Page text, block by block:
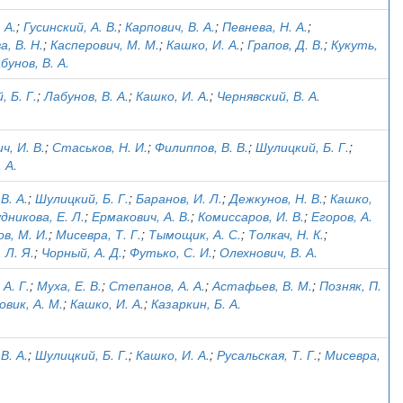
А.; Гусинский, А. В.; Карпович, В. А.; Певнева, Н. А.;
В. Н.; Касперович, М. М.; Кашко, И. А.; Грапов, Д. В.; Кукуть,
В. А.
Б. Г.;Лабунов, В. А.; Кашко, И. А.; Чернявский, В. А.
И. В.; Стаськов, Н. И.; Филиппов, В. В.; Шулицкий, Б. Г.;
А.
А.; Шулицкий, Б. Г.; Баранов, И. Л.;Дежкунов, Н. В.; Кашко,
Е. Л.; Ермакович, А. В.; Комиссаров, И. В.; Егоров, А.
М. И.; Мисевра, Т. Г.; Тымощик, А. С.; Толкач, Н. К.;
Л. Я.; Чорный, А. Д.; Футько, С. И.; Олехнович, В. А.
Г.; Муха, Е. В.; Степанов, А. А.;Астафьев, В. М.; Позняк, П.
А. М.; Кашко, И. А.; Казаркин, Б. А.
А.; Шулицкий, Б. Г.; Кашко, И. А.; Русальская, Т. Г.; Мисевра,